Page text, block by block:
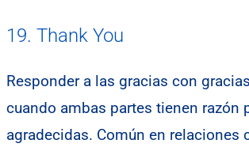
19. Thank You
Responder a las gracias con
cuando ambas partes tienen razón
agradecidas. Común en relaciones